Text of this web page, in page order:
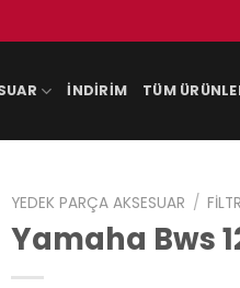
İNDIRIM TÜM
YEDEK PARÇA AKSESUAR /
Yamaha Bws